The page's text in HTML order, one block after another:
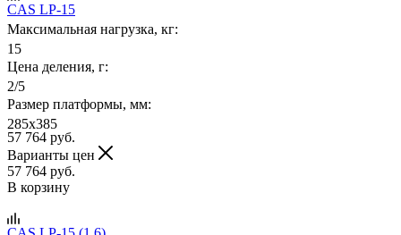
CAS LP-15
Максимальная нагрузка, кг:
15
Цена деления, г:
2/5
Размер платформы, мм:
285x385
57 764 руб.
Варианты цен
57 764 руб.
В корзину